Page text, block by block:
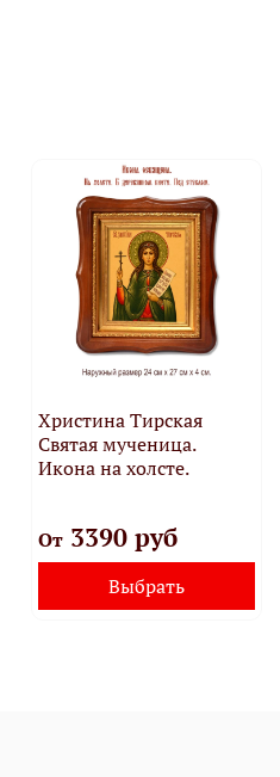
Христина Тирская
Святая мученица.
Икона на холсте.
От3390 руб
Выбрать